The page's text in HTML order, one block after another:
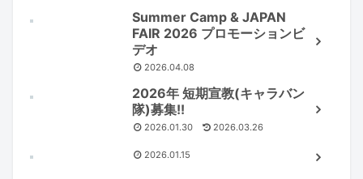
Summer Camp & JAPAN
FAIR 2026 プロモーションビ
デオ
2026.04.08
2026年 短期宣教(キャラバン
隊)募集!!
2026.01.30 2026.03.26
2026.01.15